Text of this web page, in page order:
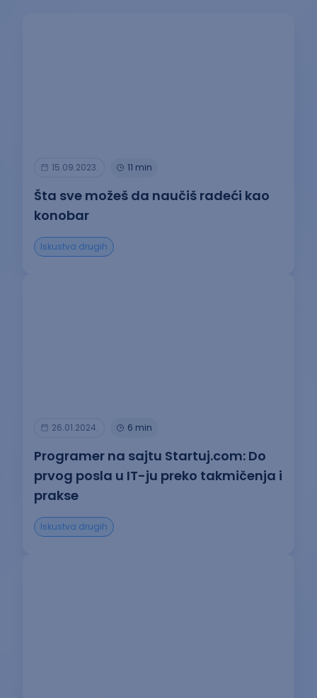
15.09.2023. 11 min
Šta sve možeš da naučiš radeći kao
konobar
Iskustva drugih
26.01.2024. 6 min
Programer na sajtu Startuj.com: Do
prvog posla u IT-ju preko takmičenja i
prakse
Iskustva drugih